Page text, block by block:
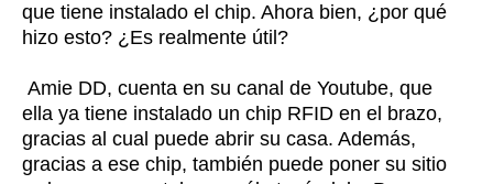
que tiene instalado el chip. Ahora bien, ¿por qué
hizo esto? ¿Es realmente útil?
Amie DD, cuenta en su canal de Youtube, que
ella ya tiene instalado un chip RFID en el brazo,
gracias al cual puede abrir su casa. Además,
gracias a ese chip, también puede poner su sitio